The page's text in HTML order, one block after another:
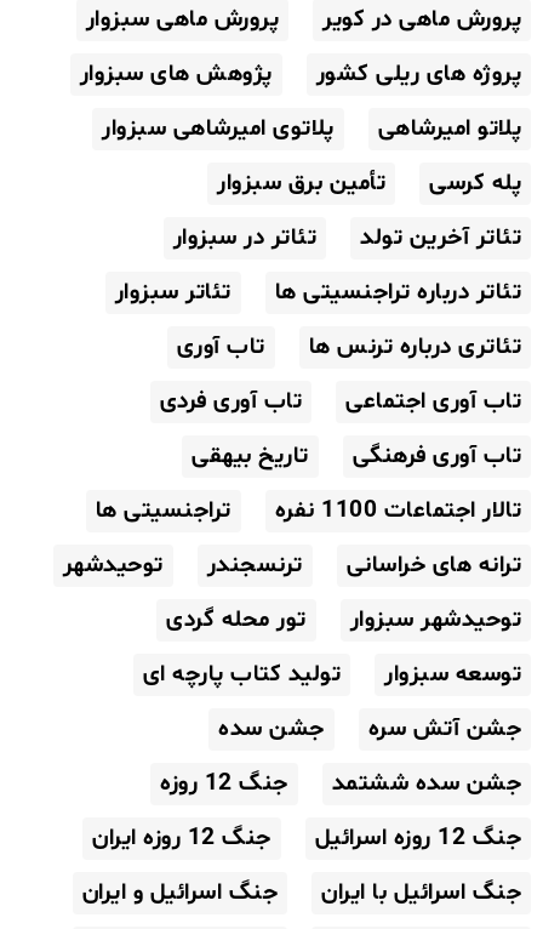
پرورش ماهی در کویر
پرورش ماهی سبزوار
پروژه های ریلی کشور
پژوهش های سبزوار
پلاتو امیرشاهی
پلاتوی امیرشاهی سبزوار
پله کرسی
تأمین برق سبزوار
تئاتر آخرین تولد
تئاتر در سبزوار
تئاتر درباره تراجنسیتی ها
تئاتر سبزوار
تئاتری درباره ترنس ها
تاب آوری
تاب آوری اجتماعی
تاب آوری فردی
تاب آوری فرهنگی
تاریخ بیهقی
تالار اجتماعات 1100 نفره
تراجنسیتی ها
ترانه های خراسانی
ترنسجندر
توحیدشهر
توحیدشهر سبزوار
تور محله گردی
توسعه سبزوار
تولید کتاب پارچه ای
جشن آتش سره
جشن سده
جشن سده ششتمد
جنگ 12 روزه
جنگ 12 روزه اسرائیل
جنگ 12 روزه ایران
جنگ اسرائیل با ایران
جنگ اسرائیل و ایران